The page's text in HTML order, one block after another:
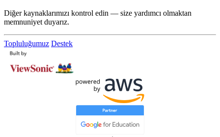
Diğer kaynaklarımızı kontrol edin — size yardımcı olmaktan
memnuniyet duyarız.
Topluluğumuz Destek